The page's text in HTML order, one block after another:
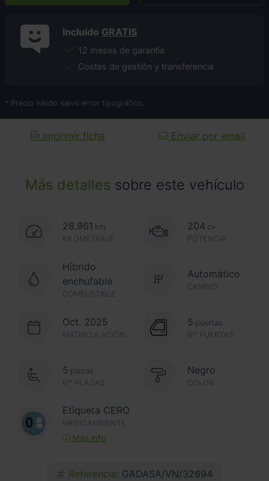
Más detalles sobre este vehículo
28.961 km
KILOMETRAJE
204 cv
POTENCIA
Híbrido
enchufable
COMBUSTIBLE
CAMBIO
Automático
Oct. 2025
MATRICULACIÓN Nº PUERTAS
5 puertas
Nº PLAZAS
5 plazas Negro
COLOR
Etiqueta CERO
MEDIOAMBIENTE
Más info
Referencia: GADASA/VN/32694
Incluído GRATIS
12 meses de garantía
Costes de gestión y transferencia
* Precio válido salvo error tipográfico.
Imprimir ficha Enviar por email